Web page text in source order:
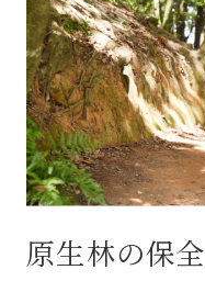
原生林の保全